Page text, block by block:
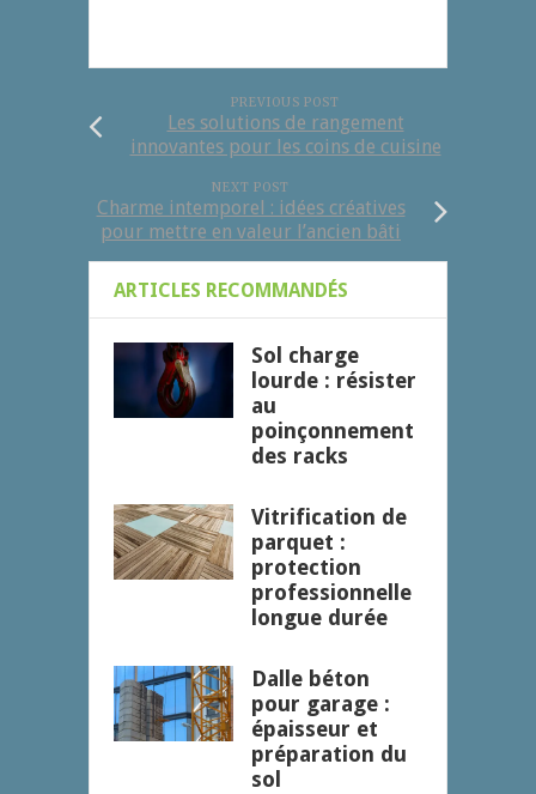
PREVIOUS POST
Les solutions de rangement
innovantes pour les coins de cuisine
NEXT POST
Charme intemporel : idées créatives
pour mettre en valeur l’ancien bâti
ARTICLES RECOMMANDÉS
Sol charge
lourde : résister
au
poinçonnement
des racks
Vitrification de
parquet :
protection
professionnelle
longue durée
Dalle béton
pour garage :
épaisseur et
préparation du
sol